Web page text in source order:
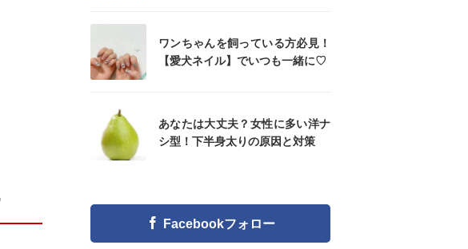
ワンちゃんを飼っている方必見！
【愛犬ネイル】でいつも一緒に♡
あなたは大丈夫？女性に多い洋ナ
シ型！下半身太りの原因と対策
Facebookフォロー